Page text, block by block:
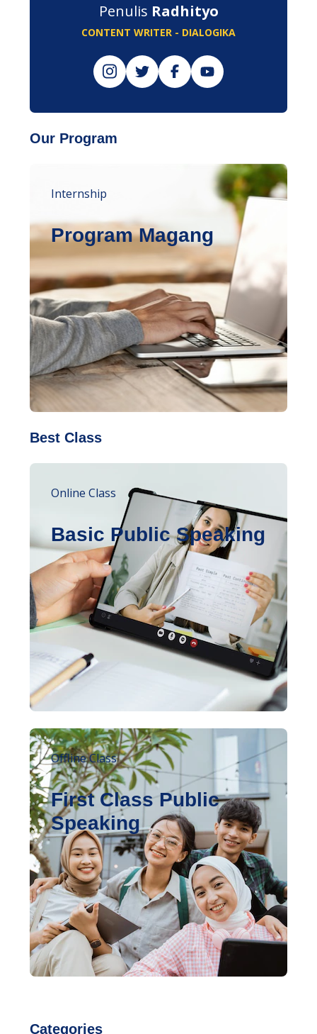
Penulis Radhityo
CONTENT WRITER - DIALOGIKA
Categories
Our Program
Internship
Program Magang
Best Class
Online Class
Basic Public Speaking
Offline Class
First Class Public
Speaking